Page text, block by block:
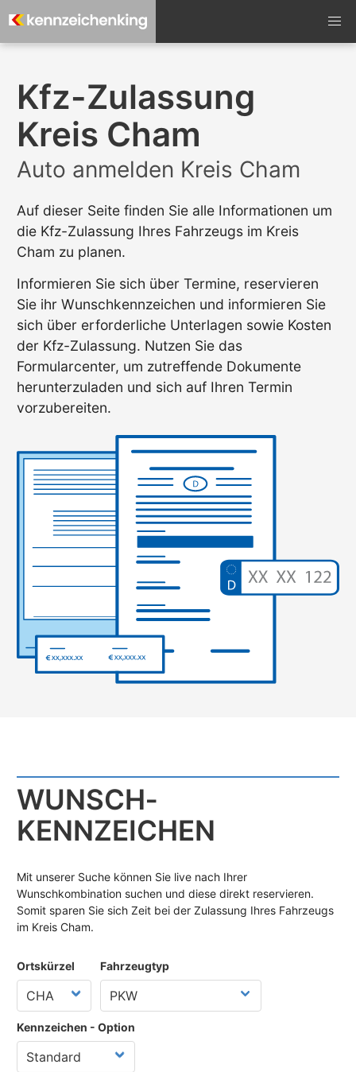
Kfz-Zulassung
Kreis Cham
Auto anmelden Kreis Cham
Auf dieser Seite finden Sie alle Informationen um
die Kfz-Zulassung Ihres Fahrzeugs im Kreis
Cham zu planen.
Informieren Sie sich über Termine, reservieren
Sie ihr Wunschkennzeichen und informieren Sie
sich über erforderliche Unterlagen sowie Kosten
der Kfz-Zulassung. Nutzen Sie das
Formularcenter, um zutreffende Dokumente
herunterzuladen und sich auf Ihren Termin
vorzubereiten.
WUNSCH­
KENNZEICHEN
Mit unserer Suche können Sie live nach Ihrer
Wunschkombination suchen und diese direkt reservieren.
Somit sparen Sie sich Zeit bei der Zulassung Ihres Fahrzeugs
im Kreis Cham.
Ortskürzel Fahrzeugtyp
Kennzeichen - Option